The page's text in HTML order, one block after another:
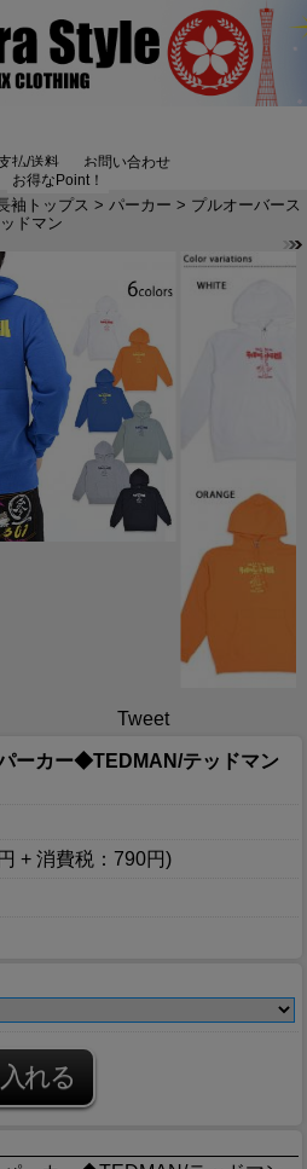
払/送料
お問い合わせ
お得なPoint！
袖トップス > パーカー > プルオーバース
ドマン
Tweet
ーカー◆TEDMAN/テッドマン
+ 消費税：790円)